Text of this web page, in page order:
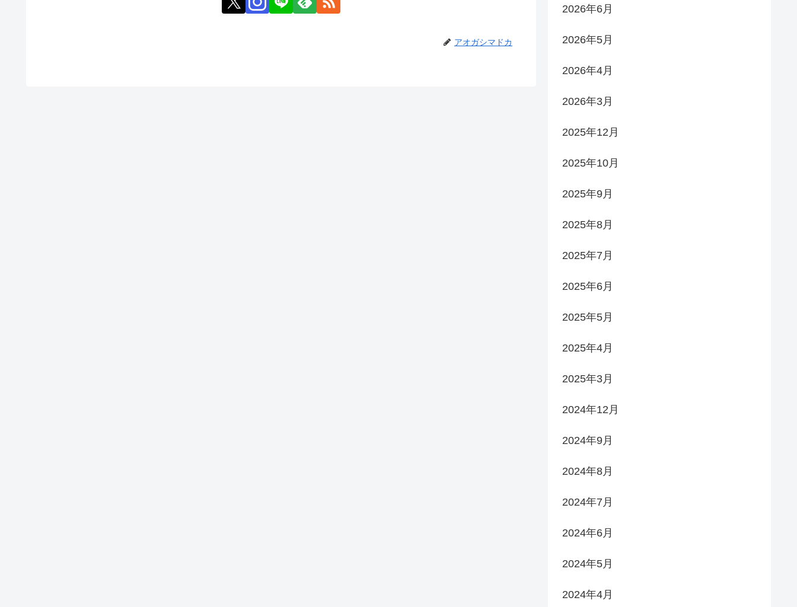
アオガシマドカ
2026年6月
2026年5月
2026年4月
2026年3月
2025年12月
2025年10月
2025年9月
2025年8月
2025年7月
2025年6月
2025年5月
2025年4月
2025年3月
2024年12月
2024年9月
2024年8月
2024年7月
2024年6月
2024年5月
2024年4月